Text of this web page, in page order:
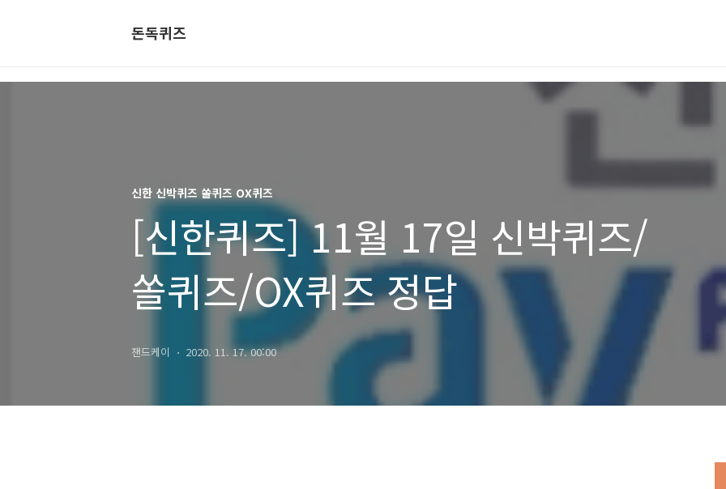
돈독퀴즈
신한 신박퀴즈 쏠퀴즈 OX퀴즈
[신한퀴즈] 11월 17일 신박퀴즈/
쏠퀴즈/OX퀴즈 정답
잰드케이 2020. 11. 17. 00:00